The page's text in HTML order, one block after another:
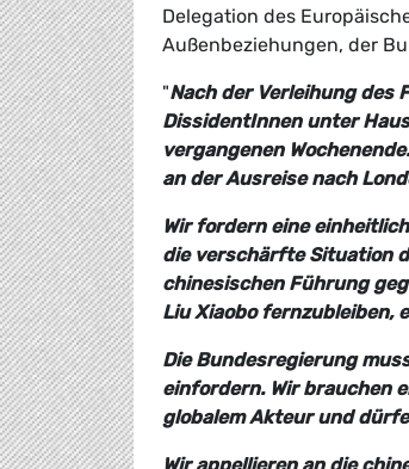
Delegation des
Außenbeziehungen, der
"Nach der Verleihung des
DissidentInnen unter
vergangenen
an der Ausreise nach
Wir fordern eine
die verschärfte Situation
chinesischen Führung
Liu Xiaobo fernzubleiben,
Die Bundesregierung
einfordern. Wir brauchen
globalem Akteur und
Wir appellieren an die